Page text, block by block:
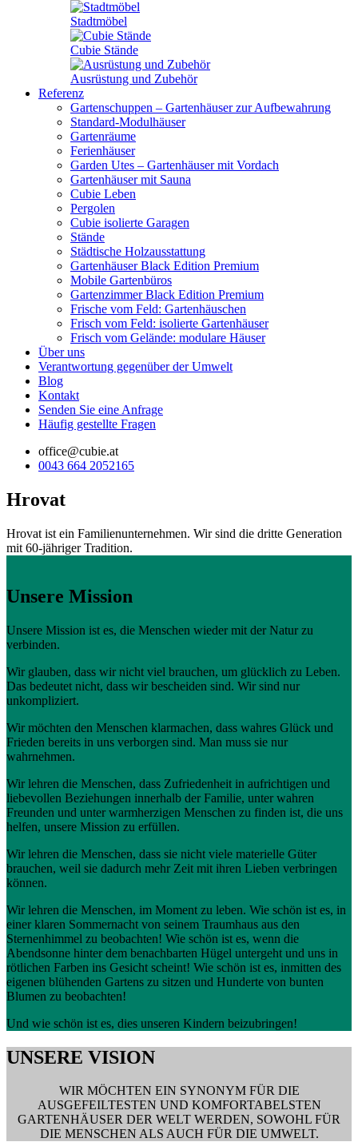
Stadtmöbel
Cubie Stände
Ausrüstung und Zubehör
Referenz
Gartenschuppen – Gartenhäuser zur Aufbewahrung
Standard-Modulhäuser
Gartenräume
Ferienhäuser
Garden Utes – Gartenhäuser mit Vordach
Gartenhäuser mit Sauna
Cubie Leben
Pergolen
Cubie isolierte Garagen
Stände
Städtische Holzausstattung
Gartenhäuser Black Edition Premium
Mobile Gartenbüros
Gartenzimmer Black Edition Premium
Frische vom Feld: Gartenhäuschen
Frisch vom Feld: isolierte Gartenhäuser
Frisch vom Gelände: modulare Häuser
Über uns
Verantwortung gegenüber der Umwelt
Blog
Kontakt
Senden Sie eine Anfrage
Häufig gestellte Fragen
office@cubie.at
0043 664 2052165
Hrovat
Hrovat ist ein Familienunternehmen. Wir sind die dritte Generation
mit 60-jähriger Tradition.
Unsere Mission
Unsere Mission ist es, die Menschen wieder mit der Natur zu
verbinden.
Wir glauben, dass wir nicht viel brauchen, um glücklich zu Leben.
Das bedeutet nicht, dass wir bescheiden sind. Wir sind nur
unkompliziert.
Wir möchten den Menschen klarmachen, dass wahres Glück und
Frieden bereits in uns verborgen sind. Man muss sie nur
wahrnehmen.
Wir lehren die Menschen, dass Zufriedenheit in aufrichtigen und
liebevollen Beziehungen innerhalb der Familie, unter wahren
Freunden und unter warmherzigen Menschen zu finden ist, die uns
helfen, unsere Mission zu erfüllen.
Wir lehren die Menschen, dass sie nicht viele materielle Güter
brauchen, weil sie dadurch mehr Zeit mit ihren Lieben verbringen
können.
Wir lehren die Menschen, im Moment zu leben. Wie schön ist es, in
einer klaren Sommernacht von seinem Traumhaus aus den
Sternenhimmel zu beobachten! Wie schön ist es, wenn die
Abendsonne hinter dem benachbarten Hügel untergeht und uns in
rötlichen Farben ins Gesicht scheint! Wie schön ist es, inmitten des
eigenen blühenden Gartens zu sitzen und Hunderte von bunten
Blumen zu beobachten!
Und wie schön ist es, dies unseren Kindern beizubringen!
UNSERE VISION
WIR MÖCHTEN EIN SYNONYM FÜR DIE
AUSGEFEILTESTEN UND KOMFORTABELSTEN
GARTENHÄUSER DER WELT WERDEN, SOWOHL FÜR
DIE MENSCHEN ALS AUCH FÜR DIE UMWELT.